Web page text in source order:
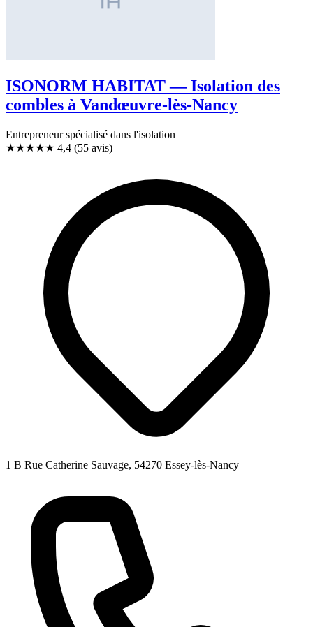
ISONORM HABITAT — Isolation des
combles à Vandœuvre-lès-Nancy
Entrepreneur spécialisé dans l'isolation
★★★★★ 4,4 (55 avis)
1 B Rue Catherine Sauvage, 54270 Essey-lès-Nancy